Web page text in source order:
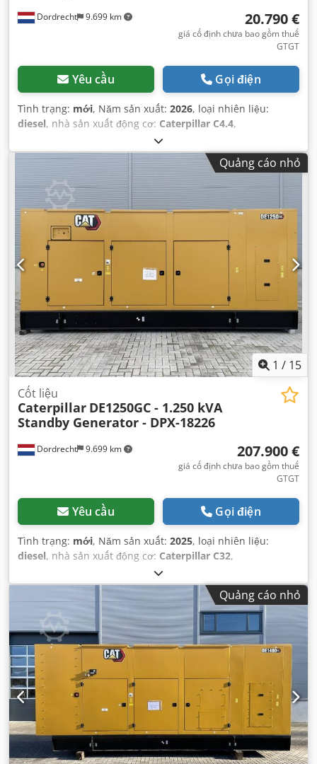
Dordrecht 9.699 km 20.790 €
giá cố định chưa bao gồm thuế
GTGT
Yêu cầu Gọi điện
Tình trạng: mới, Năm sản xuất: 2026, loại nhiên liệu:
diesel, nhà sản xuất động cơ: Caterpillar C4.4,
Quảng cáo nhỏ
1 / 15
Dordrecht 9.699 km
Cốt liệu
Caterpillar DE1250GC - 1.250 kVA
Standby Generator - DPX-18226
207.900 €
giá cố định chưa bao gồm thuế
GTGT
Yêu cầu Gọi điện
Tình trạng: mới, Năm sản xuất: 2025, loại nhiên liệu:
diesel, nhà sản xuất động cơ: Caterpillar C32,
Quảng cáo nhỏ